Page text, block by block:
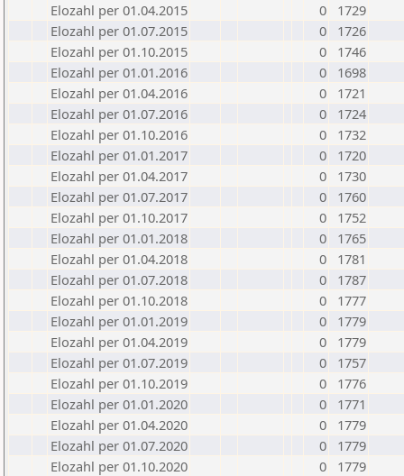
Elozahl per 01.04.2015
0
1729
Elozahl per 01.07.2015
0
1726
Elozahl per 01.10.2015
0
1746
Elozahl per 01.01.2016
0
1698
Elozahl per 01.04.2016
0
1721
Elozahl per 01.07.2016
0
1724
Elozahl per 01.10.2016
0
1732
Elozahl per 01.01.2017
0
1720
Elozahl per 01.04.2017
0
1730
Elozahl per 01.07.2017
0
1760
Elozahl per 01.10.2017
0
1752
Elozahl per 01.01.2018
0
1765
Elozahl per 01.04.2018
0
1781
Elozahl per 01.07.2018
0
1787
Elozahl per 01.10.2018
0
1777
Elozahl per 01.01.2019
0
1779
Elozahl per 01.04.2019
0
1779
Elozahl per 01.07.2019
0
1757
Elozahl per 01.10.2019
0
1776
Elozahl per 01.01.2020
0
1771
Elozahl per 01.04.2020
0
1779
Elozahl per 01.07.2020
0
1779
Elozahl per 01.10.2020
0
1779